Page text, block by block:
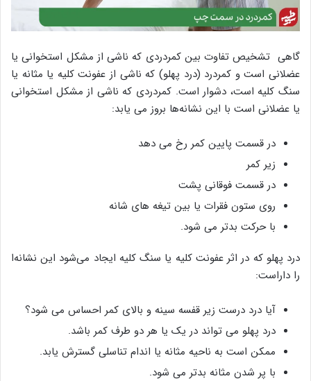
گاهی تشخیص تفاوت بین کمردردی که ناشی از مشکل استخوانی یا
عضلانی است و کمردرد (درد پهلو) که ناشی از عفونت کلیه یا مثانه یا
سنگ کلیه است، دشوار است. کمردردی که ناشی از مشکل استخوانی
یا عضلانی است با این نشانه‌ها بروز می یابد:
در قسمت پایین کمر رخ می دهد
زیر کمر
در قسمت فوقانی پشت
روی ستون فقرات یا بین تیغه های شانه
با حرکت بدتر می شود.
درد پهلو که در اثر عفونت کلیه یا سنگ کلیه ایجاد می‌شود این نشانه‌ا
را داراست:
آیا درد درست زیر قفسه سینه و بالای کمر احساس می شود؟
درد پهلو می تواند در یک یا هر دو طرف کمر باشد.
ممکن است به ناحیه مثانه یا اندام تناسلی گسترش یابد.
با پر شدن مثانه بدتر می شود.